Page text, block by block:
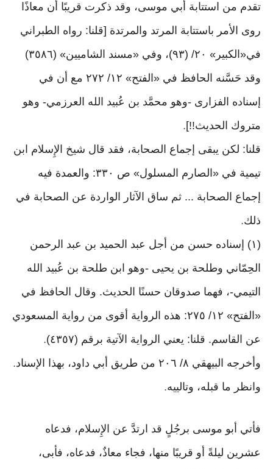
تقدم من استتابة أبي موسى، وقد ذكرت قريبًا أن معاذًا
روى الأمر باستتابة المرتد والمرتدة [قلنا: رواه الطبراني
في«الكبير» ٢٠/ (٩٣)، وفي «مسند الشاميين» (٣٥٨٦)
وقد حَسَّنه الحافظ في «الفتح» ١٢/ ٢٧٢ مع أن في
إسناده الفزارى -وهو محمَّد بن عُبيد الله العرزمي- وهو
متروك الحديث!!].
قلنا: لكن يبقى إجماع الصحابة، فقد قال شيخ الإِسلام ابن
تيمية في «الصارم المسلول» ص ٣٣٠: والعمدة فيه
إجماع الصحابة ... ثم ساق الآثار الواردة عن الصحابة في
ذلك.
(١) إسناده حسن من أجل عبد الحميد بن عبد الرحمن
الحِمّاني وطلحة بن يحيى -وهو ابن طلحة بن عُبيد الله
التيمي-، فهما صدوقان حسنًا الحديث. وقال الحافظ في
«الفتح» ١٢/ ٢٧٥: هذه الرواية أقوى من رواية المسعودي
عن القاسم. قلنا: يعني الرواية الآتية برقم (٤٣٥٧)
.
وأخرجه البيهقي ٨/ ٢٠٦ من طريق أبي داود، بهذا الإسناد .
وانظر ما قبله، وتالييه.
فأتي أبو موسى برجُلٍ قد ارتدَّ عن الإِسلام، فدعاه
عشرين ليلةً أو قريبًا منها، فجاء معاذٌ، فدعاه، فأبى،